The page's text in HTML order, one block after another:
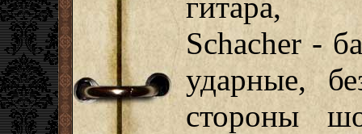
Schacher -
ударные,
стороны